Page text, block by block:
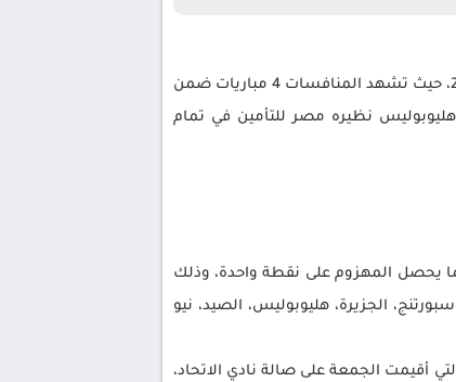
من الدور التمهيدي لبطولة دوري السوبر لكرة السلة للسيدات لموسم 2025-2026، حيث تشهد المنافسات 4 مباريات ضمن
نظيره مصر للتأمين في تمام
يحصل المهزوم على نقطة واحدة، وذلك
ربع النهائي، حيث يشارك في الدوري الترتيبي 8 فرق وهي الأهلي، سبورتنج، الجزيرة، هليوبوليس، الصيد، نيو
رجال بالنادي الأهلي أمام فريق الاتحاد السكندري بنتيجة 93-91 في المباراة التي أقيمت الجمعة على صالة نادي الاتحاد،